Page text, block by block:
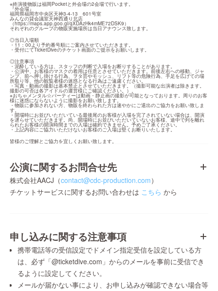
※終演後物販は福岡Pocketと外会場の2会場で行います。
『外会場』
福岡県福岡市中央区天神3-4-13　601号室
みんなの貸会議室天神西通り北店
（https://maps.app.goo.gl/qXDAzHk4mME72DSK9）
それぞれのグループの物販実施場所は当日アナウンス致します。
◎当日入場順
・11：00より予約番号順にご案内させていただきます。
・受付にてTicketDiveのチケット画面のご提示をお願いします。
◎注意事項
・泥酔している方は、スタッフの判断で入場をお断りすることがあります。
・公演中、お客様のマスクの着用は任意とさせていただきます。前後左右への移動、ジャ
ンプ、前へ押し掛ける行為、ヲタ芸やモッシュ、リフト等の危険行為、手足を広げての場
所取り等、他の観覧者様の迷惑となる行為はご遠慮ください。
・写真・動画の撮影は基本禁止とさせていただきます。（撮影可能な出演者は除きます。
撮影の可否は各アイドルの運営様にご確認ください。）。
※おちゃメンタル☆パーティーは動画・静止画の撮影が可能となっております。周りのお客
様に迷惑にならないように撮影をお願い致します。
・物販に参加されない方、物販を終わられた方は速やかにご退出のご協力をお願い致しま
す。
・開場時にお並びいただいている最後尾のお客様が入場を完了されていない場合は、開演
を遅らせていただきます。尚、開場時にお並びいただいていないお客様、途中で列を離れ
られたお客様の開演時間までの入場は確約できません。予めご了承ください。
・上記内容にご協力いただけないお客様のご入場は堅くお断りいたします。
皆様のご理解とご協力を宜しくお願い致します。
公演に関するお問合せ先
株式会社AACJ（contact@cdc-production.com）
チケットサービスに関するお問い合わせは こちら から
申し込みに関する注意事項
携帯電話等の受信設定でドメイン指定受信を設定している方
は、必ず「@ticketdive.com」からのメールを事前に受信でき
るように設定してください。
メールが届かない事により、お申し込みが確認できない場合等